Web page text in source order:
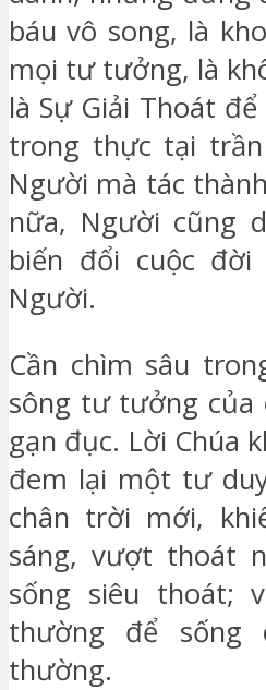
báu vô song, là
mọi tư tưởng, là
là Sự Giải Thoát
trong thực tại
Người mà tác
nữa, Người cũng
biến đổi cuộc
Người.
Cần chìm sâu
sông tư tưởng của
gạn đục. Lời Chúa
đem lại một tư
chân trời mới,
sáng, vượt thoát
sống siêu thoát;
thường để sống
thường.